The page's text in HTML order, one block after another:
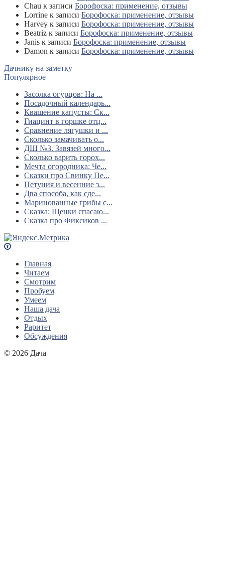
Chau к записи Борофоска: применение, отзывы
Lorrine к записи Борофоска: применение, отзывы
Harvey к записи Борофоска: применение, отзывы
Beatriz к записи Борофоска: применение, отзывы
Janis к записи Борофоска: применение, отзывы
Damon к записи Борофоска: применение, отзывы
Дачнику на заметку
Популярное
Засолка огурцов: На ...
Посадочный календарь...
Квашение капусты: Ск...
Гиацинт в горшке отц...
Сравнение лягушки и ...
Сколько замачивать о...
ДШ №3. Завязей много...
Сколько варить горох...
Мечта огородника: Че...
Сказки про Свинку Пе...
Петуния и весенние з...
Два способа, как сде...
Маринованные грибы с...
Сказка: Щенки спасаю...
Сказка про Фиксиков ...
Главная
Читаем
Смотрим
Пробуем
Умеем
Наша дача
Отдых
Раритет
Обсуждения
© 2026 Дача